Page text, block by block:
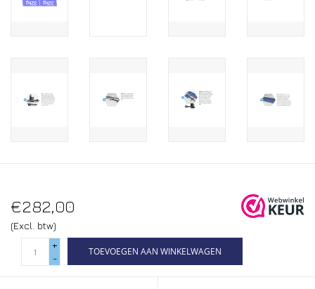
€282,00
(Excl. btw)
+
-
TOEVOEGEN AAN WINKELWAGEN